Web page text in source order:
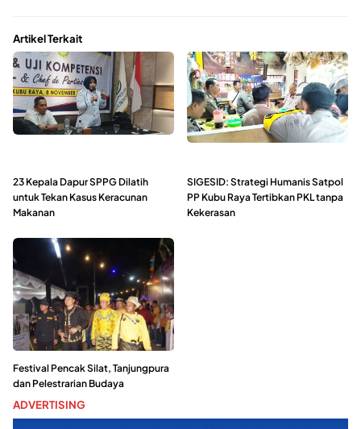
Artikel Terkait
23 Kepala Dapur SPPG Dilatih
untuk Tekan Kasus Keracunan
Makanan
SIGESID: Strategi Humanis Satpol
PP Kubu Raya Tertibkan PKL tanpa
Kekerasan
Festival Pencak Silat, Tanjungpura
dan Pelestrarian Budaya
ADVERTISING